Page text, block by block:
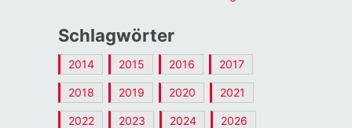
Schlagwörter
2014 2015 2016 2017
2018 2019 2020 2021
2022 2023 2024 2026